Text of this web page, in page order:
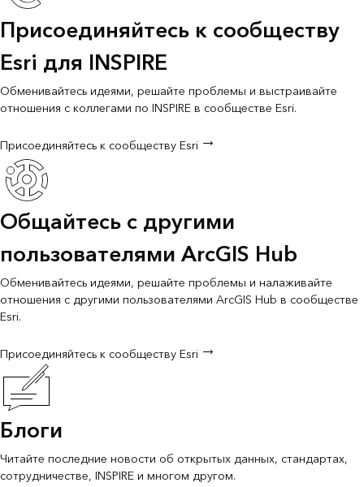
Присоединяйтесь к сообществу
Esri для INSPIRE
Обменивайтесь идеями, решайте проблемы и выстраивайте
отношения с коллегами по INSPIRE в сообществе Esri.
Присоединяйтесь к сообществу Esri
Общайтесь с другими
пользователями ArcGIS Hub
Обменивайтесь идеями, решайте проблемы и налаживайте
отношения с другими пользователями ArcGIS Hub в сообществе
Esri.
Присоединяйтесь к сообществу Esri
Блоги
Читайте последние новости об открытых данных, стандартах,
сотрудничестве, INSPIRE и многом другом.